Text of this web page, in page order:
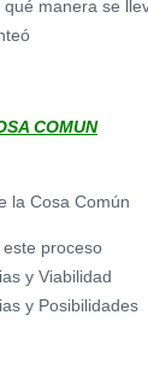
manera se
COMUN
la Cosa Común
proceso
y Viabilidad
y Posibilidades